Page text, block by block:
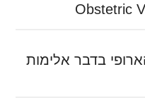
בדבר אלימות